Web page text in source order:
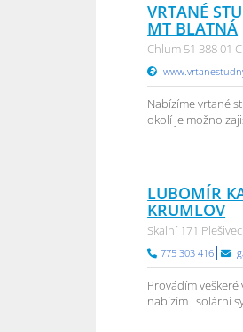
VRTANÉ
MT BLATNÁ
Chlum 51 388 01
Nabízíme vrtané
okolí je možno
LUBOMÍR
KRUMLOV
Skalní 171
775 303 416
Provádím
nabízím : solární